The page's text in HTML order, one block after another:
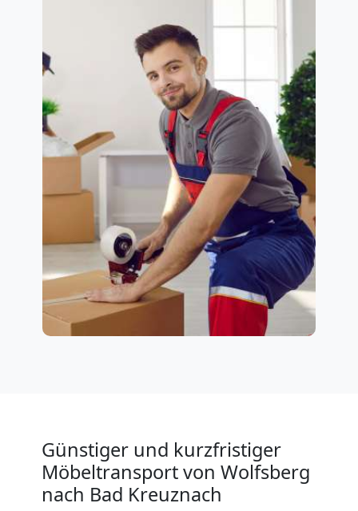
Günstiger und kurzfristiger
Möbeltransport von Wolfsberg
nach Bad Kreuznach